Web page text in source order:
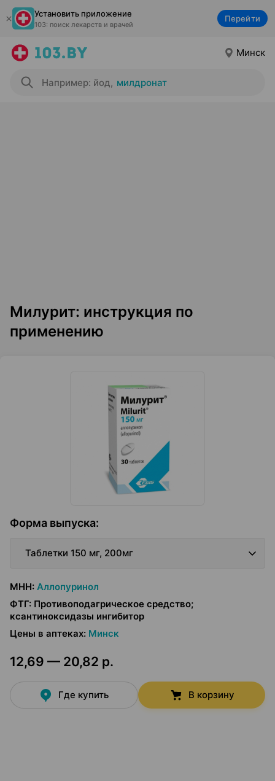
Установить приложение
103: поиск лекарств и врачей
Перейти
Минск
Например: йод, милдронат
Милурит: инструкция по
применению
Форма выпуска:
Таблетки 150 мг, 200мг
МНН: Аллопуринол
ФТГ: Противоподагрическое средство;
ксантиноксидазы ингибитор
Цены в аптеках: Минск
12,69 — 20,82 р.
Где купить В корзину